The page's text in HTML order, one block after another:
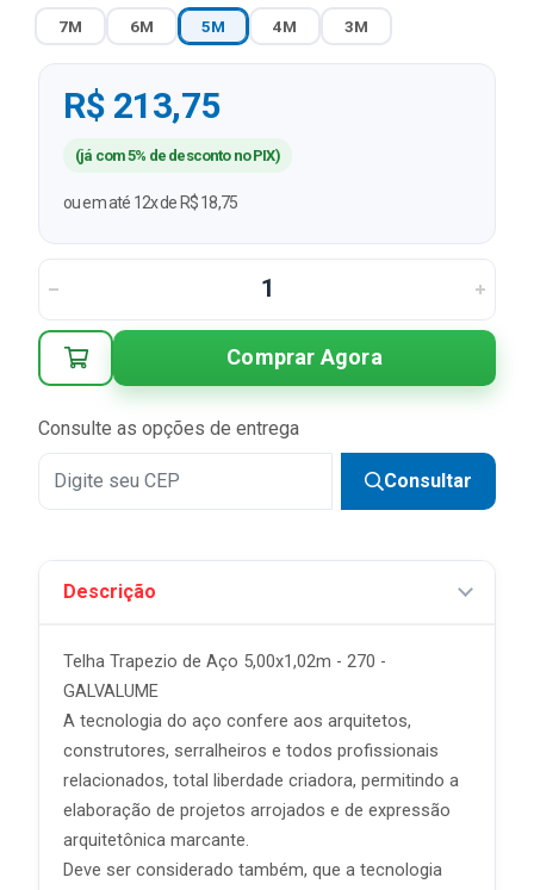
7M 6M 5M 4M 3M
R$ 213,75
(já com 5% de desconto no PIX)
ou em até 12x de R$ 18,75
Comprar Agora
Consulte as opções de entrega
Consultar
Descrição
Telha Trapezio de Aço 5,00x1,02m - 270 -
GALVALUME
A tecnologia do aço confere aos arquitetos,
construtores, serralheiros e todos profissionais
relacionados, total liberdade criadora, permitindo a
elaboração de projetos arrojados e de expressão
arquitetônica marcante.
Deve ser considerado também, que a tecnologia